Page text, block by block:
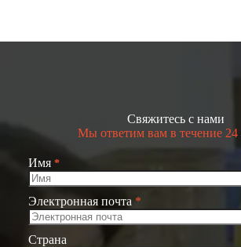
Свяжитесь с нами
Мы ответим вам в течение 24
Имя *
Электронная почта *
Страна